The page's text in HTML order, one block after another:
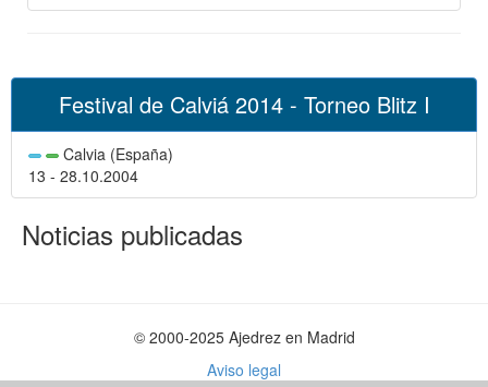
Festival de Calviá 2014 - Torneo Blitz I
Calvia (España)
13 - 28.10.2004
Noticias publicadas
© 2000-2025 Ajedrez en Madrid
Aviso legal